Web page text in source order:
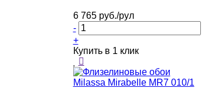
6 765 руб./рул
-
+
Купить в 1 клик